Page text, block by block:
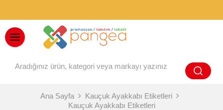
Ana Sayfa
Kauçuk Ayakkabı Etiketleri
Kauçuk Ayakkabı Etiketleri